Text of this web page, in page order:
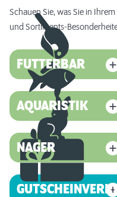
Schauen Sie, was Sie in Ihrem
und Sortiments-
FUTTERBAR
AQUARISTIK
NAGER